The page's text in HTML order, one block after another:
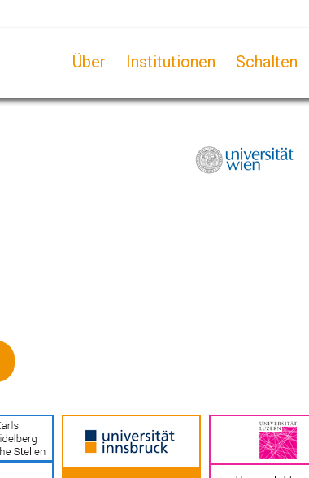
Über Institutionen Schalten